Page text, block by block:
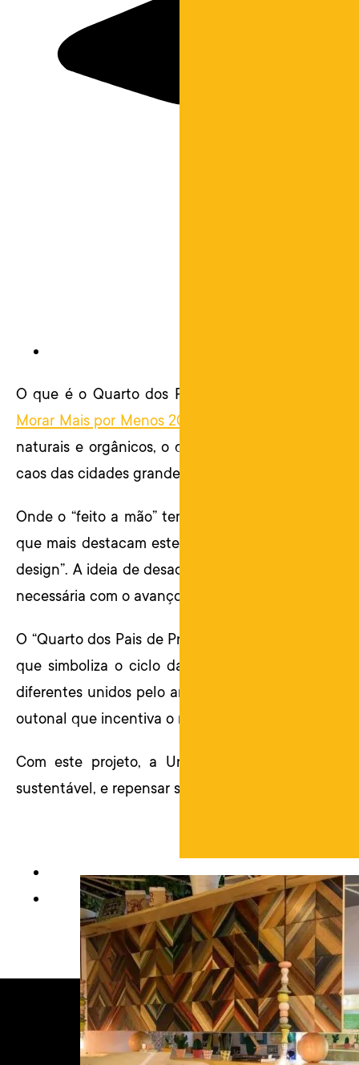
O que é o Quarto dos Pais de Primeira Viagem?
Morar Mais por Menos 2015
naturais e orgânicos, o quarto tem o objetivo de
caos das cidades grandes.
Onde o “feito a mão” tem ganhado cada vez
que mais destacam este conceito são aquelas
design”. A ideia de desacelerar um pouco e
necessária com o avanço das tecnologias.
O “Quarto dos Pais de Primeira Viagem” é
que simboliza o ciclo da vida. Ela, apaixonada
diferentes unidos pelo amor. Destaca-se também
outonal que incentiva o relaxamento.
Com este projeto, a Unpack incentiva as
sustentável, e repensar sobre os objetos que